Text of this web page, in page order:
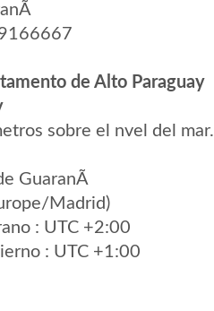
de Alto Paraguay
sobre el nvel del mar.
GuaranÃ­
Madrid)
: UTC +2:00
: UTC +1:00